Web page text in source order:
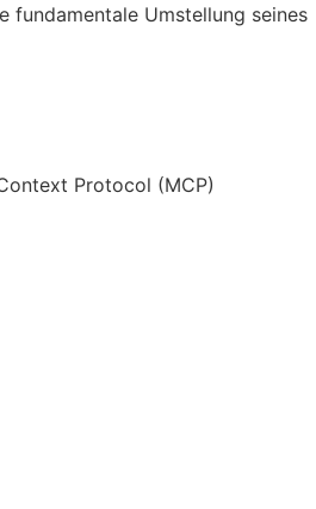
fundamentale Umstellung seines
Protocol (MCP)